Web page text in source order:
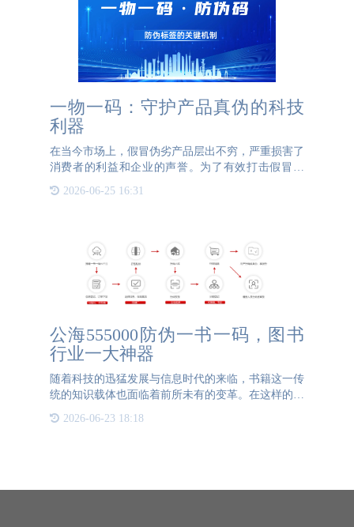
一物一码：守护产品真伪的科技
利器
在当今市场上，假冒伪劣产品层出不穷，严重损害了
消费者的利益和企业的声誉。为了有效打击假冒产
一码技术为产品做防伪。一物一码，顾名思义，就是
2026-06-25 16:31
公海555000防伪一书一码，图书
行业一大神器
随着科技的迅猛发展与信息时代的来临，书籍这一传
统的知识载体也面临着前所未有的变革。在这样的背
独特的优势，在图书行业逐渐崭露头角。一书一码，
2026-06-23 18:18